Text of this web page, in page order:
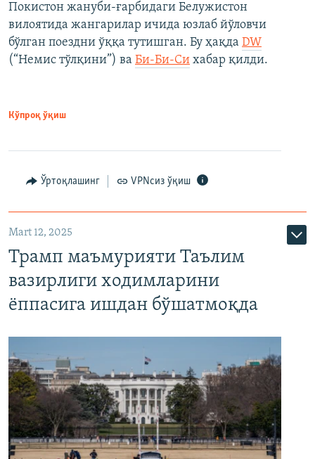
Покистон жануби-ғарбидаги Белужистон
вилоятида жангарилар ичида юзлаб йўловчи
бўлган поездни ўққа тутишган. Бу ҳақда DW
(“Немис тўлқини”) ва Би-Би-Си хабар қилди.
Кўпроқ ўқиш
Ўртоқлашинг VPNсиз ўқиш
Mart 12, 2025
Трамп маъмурияти Таълим
вазирлиги ходимларини
ёппасига ишдан бўшатмоқда